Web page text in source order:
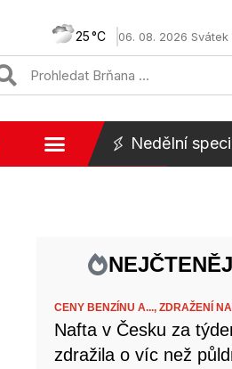
25 06. 08. 2026 Svátek
Nedělní
CENY BENZÍNU A...,ZDRAŽENÍ
Nafta v Česku za
zdražila o víc než